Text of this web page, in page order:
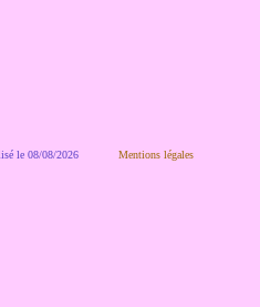
le 08/08/2026 Mentions légales